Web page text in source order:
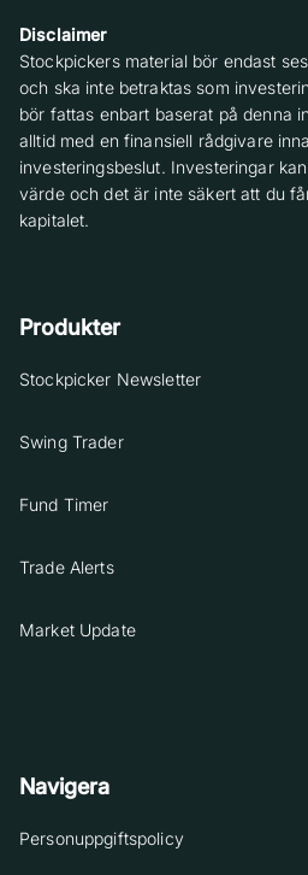
Disclaimer
Stockpickers material bör endast
och ska inte betraktas som
bör fattas enbart baserat på denna
alltid med en finansiell rådgivare
investeringsbeslut. Investeringar
värde och det är inte säkert att du
kapitalet.
Produkter
Stockpicker Newsletter
Swing Trader
Fund Timer
Trade Alerts
Market Update
Navigera
Personuppgiftspolicy